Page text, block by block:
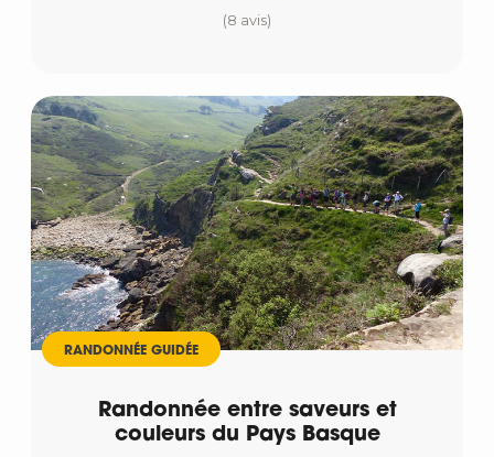
(8 avis)
RANDONNÉE GUIDÉE
Randonnée entre saveurs et
couleurs du Pays Basque